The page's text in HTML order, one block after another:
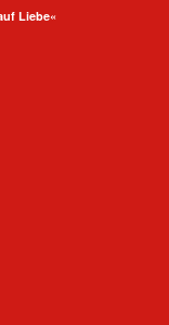
Liebe«